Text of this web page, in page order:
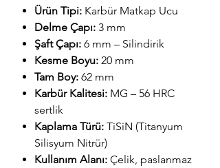
Ürün Tipi: Karbür Matkap Ucu
Delme Çapı: 3 mm
Şaft Çapı: 6 mm – Silindirik
Kesme Boyu: 20 mm
Tam Boy: 62 mm
Karbür Kalitesi: MG – 56 HRC
sertlik
Kaplama Türü: TiSiN (Titanyum
Silisyum Nitrür)
Kullanım Alanı: Çelik, paslanmaz